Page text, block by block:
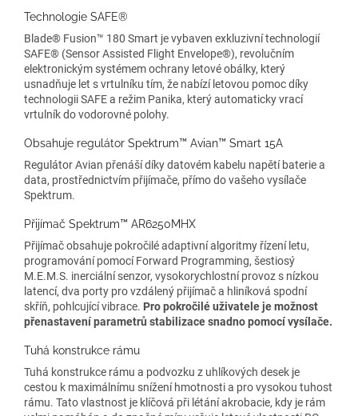
Technologie SAFE®
Blade® Fusion™ 180 Smart je vybaven exkluzivní technologií
SAFE® (Sensor Assisted Flight Envelope®), revolučním
elektronickým systémem ochrany letové obálky, který
usnadňuje let s vrtulníku tím, že nabízí letovou pomoc díky
technologii SAFE a režim Panika, který automaticky vrací
vrtulník do vodorovné polohy.
Obsahuje regulátor Spektrum™ Avian™ Smart 15A
Regulátor Avian přenáší díky datovém kabelu napětí baterie a
data, prostřednictvím přijímače, přímo do vašeho vysílače
Spektrum.
Přijímač Spektrum™ AR6250MHX
Přijímač obsahuje pokročilé adaptivní algoritmy řízení letu,
programování pomocí Forward Programming, šestiosý
M.E.M.S. inerciální senzor, vysokorychlostní provoz s nízkou
latencí, dva porty pro vzdálený přijímač a hliníková spodní
skříň, pohlcující vibrace. Pro pokročilé uživatele je možnost
přenastavení parametrů stabilizace snadno pomocí vysílače.
Tuhá konstrukce rámu
Tuhá konstrukce rámu a podvozku z uhlíkových desek je
cestou k maximálnímu snížení hmotnosti a pro vysokou tuhost
rámu. Tato vlastnost je klíčová při létání akrobacie, kdy je rám